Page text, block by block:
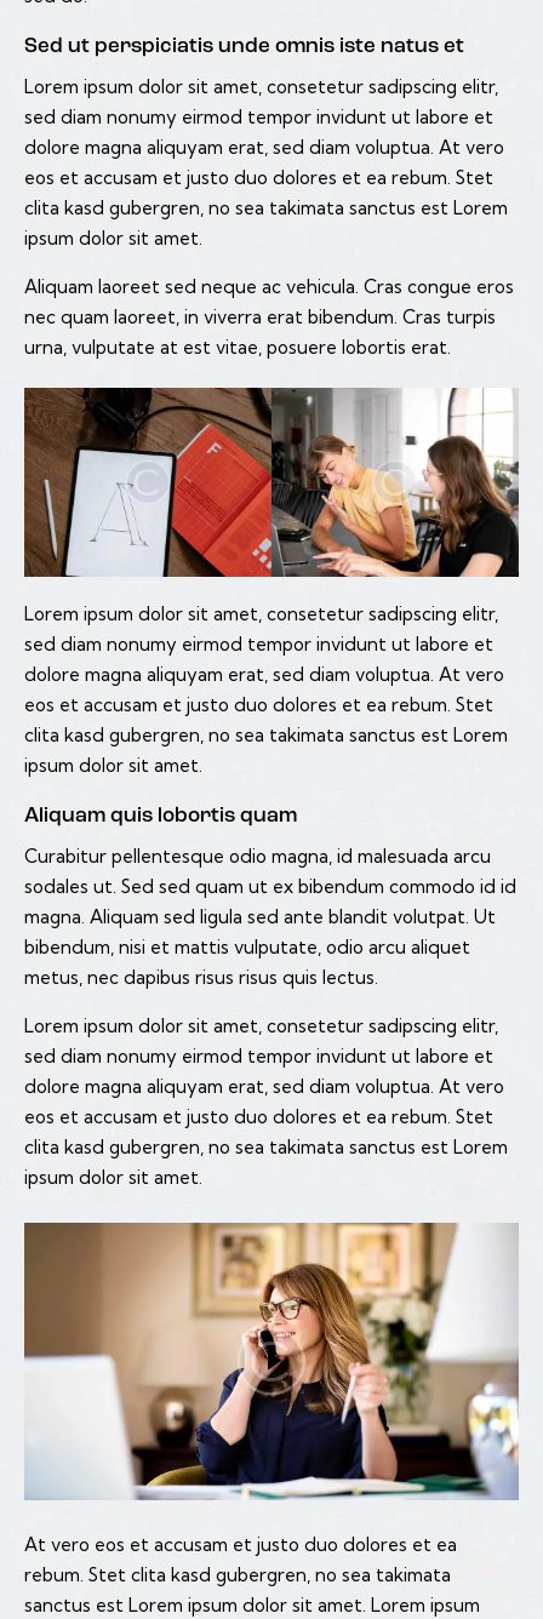
Sed ut perspiciatis unde omnis iste natus et
Lorem ipsum dolor sit amet, consetetur sadipscing elitr,
sed diam nonumy eirmod tempor invidunt ut labore et
dolore magna aliquyam erat, sed diam voluptua. At vero
eos et accusam et justo duo dolores et ea rebum. Stet
clita kasd gubergren, no sea takimata sanctus est Lorem
ipsum dolor sit amet.
Aliquam laoreet sed neque ac vehicula. Cras congue eros
nec quam laoreet, in viverra erat bibendum. Cras turpis
urna, vulputate at est vitae, posuere lobortis erat.
Lorem ipsum dolor sit amet, consetetur sadipscing elitr,
sed diam nonumy eirmod tempor invidunt ut labore et
dolore magna aliquyam erat, sed diam voluptua. At vero
eos et accusam et justo duo dolores et ea rebum. Stet
clita kasd gubergren, no sea takimata sanctus est Lorem
ipsum dolor sit amet.
Aliquam quis lobortis quam
Curabitur pellentesque odio magna, id malesuada arcu
sodales ut. Sed sed quam ut ex bibendum commodo id id
magna. Aliquam sed ligula sed ante blandit volutpat. Ut
bibendum, nisi et mattis vulputate, odio arcu aliquet
metus, nec dapibus risus risus quis lectus.
Lorem ipsum dolor sit amet, consetetur sadipscing elitr,
sed diam nonumy eirmod tempor invidunt ut labore et
dolore magna aliquyam erat, sed diam voluptua. At vero
eos et accusam et justo duo dolores et ea rebum. Stet
clita kasd gubergren, no sea takimata sanctus est Lorem
ipsum dolor sit amet.
At vero eos et accusam et justo duo dolores et ea
rebum. Stet clita kasd gubergren, no sea takimata
sanctus est Lorem ipsum dolor sit amet. Lorem ipsum